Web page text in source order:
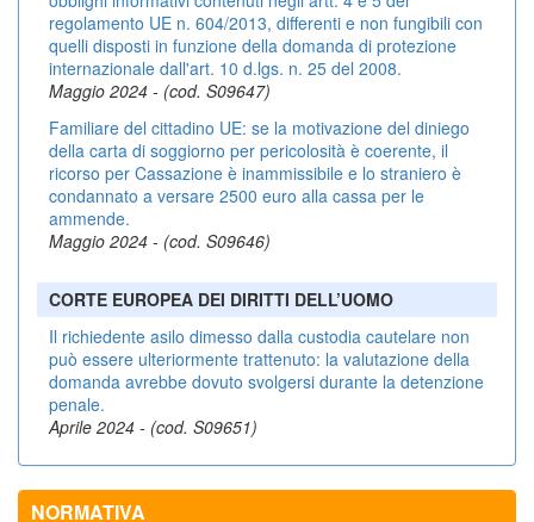
regolamento UE n. 604/2013, differenti e non fungibili con
quelli disposti in funzione della domanda di protezione
internazionale dall'art. 10 d.lgs. n. 25 del 2008.
Maggio 2024 - (cod. S09647)
Familiare del cittadino UE: se la motivazione del diniego
della carta di soggiorno per pericolosità è coerente, il
ricorso per Cassazione è inammissibile e lo straniero è
condannato a versare 2500 euro alla cassa per le
ammende.
Maggio 2024 - (cod. S09646)
CORTE EUROPEA DEI DIRITTI DELL’UOMO
Il richiedente asilo dimesso dalla custodia cautelare non
può essere ulteriormente trattenuto: la valutazione della
domanda avrebbe dovuto svolgersi durante la detenzione
penale.
Aprile 2024 - (cod. S09651)
NORMATIVA